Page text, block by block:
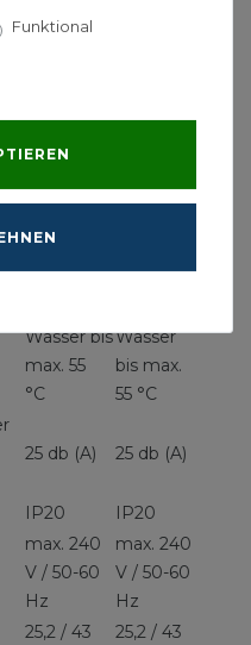
Typ 22 &
Typ 22: Typ 33:
6 bar (0,6
MPa)
MPa)
Wasser bis
max. 55
°C
Wasser
bis max.
55 °C
25 db (A) 25 db (A)
IP20 IP20
max. 240
V / 50-60
Hz
max. 240
V / 50-60
Hz
25,2 / 43
25,2 / 43
Funktional